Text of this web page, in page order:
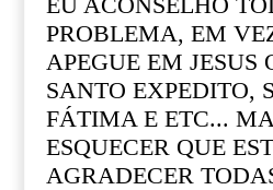
EU ACONSELHO
PROBLEMA, EM
APEGUE EM JESUS
SANTO EXPEDITO,
FÁTIMA E ETC...
ESQUECER QUE
AGRADECER